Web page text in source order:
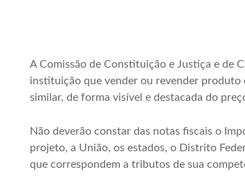
A Comissão de Constituição e Justiça e de
instituição que vender ou revender
similar, de forma visível e destacada do
Não deverão constar das notas fiscais o
projeto, a União, os estados, o Distrito
que correspondem a tributos de sua